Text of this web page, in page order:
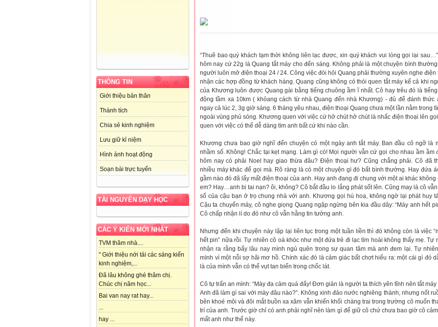
THÔNG TIN
Giới thiệu bản thân
Thành tích
Chia sẻ kinh nghiệm
Lưu giữ kỉ niệm
Hình ảnh hoạt động
Soạn bài trực tuyến
TÀI NGUYÊN DẠY HỌC
CÁC Ý KIẾN MỚI NHẤT
TVM thăm nhà....
" Giới thiệu nới tải các sáng kiến
kinh nghiệm,...
Đã lâu không ghé thăm chị.
Chúc chị năm học...
Bai van nay rat hay...
...
hay ...
“Thuê bao quý khách tạm thời không liên lạc được, xin quý khách vui lòng gọi lại
hôm nay cứ 22g là Quang tắt máy cho đến sáng. Không phải là một chuyện bình
người luôn mở điện thoại 24 / 24. Công việc đòi hỏi Quang phải thường xuyên nghe điện
nhận các hợp đồng từ khách hàng. Quang cũng không có thói quen tắt máy kể cả khi
của Khương luôn được Quang gài bằng tiếng chuông ầm ĩ nhất. Cô hay trêu đó là
động tầm xa 10km ( khỏang cách từ nhà Quang đến nhà Khương) - đủ để đánh thức
ngay cả lúc 2, 3g giờ sáng. 6 tháng yêu nhau, điện thoại Quang chưa một lần nằm trong
ngoài vùng phủ sóng. Khương quen với việc cứ hở chút hở chút là nhấc điện thoại lên gọi
quen với việc có thể dễ dàng tìm anh bất cứ khi nào cần.
Khương chưa bao giờ nghĩ đến chuyện có một ngày anh tắt máy. Ban đầu cô ngỡ là
nhầm số. Không! Chắc tại kẹt mạng. Làm gì có! Mọi người vẫn cứ gọi cho nhau ầm ầm
hôm nay có phải Noel hay giao thừa đâu? Điện thoại hư? Cũng chẳng phải. Cô đã
nhiều máy khác để gọi mà. Rõ ràng là có một chuyện gì đó bất bình thường. Hay đứa
gầm nào đó đã lấy mất điện thoại của anh. Hay anh đang đi chung với một ai khác không
em? Hay…anh bị tai nạn? ôi, không? Cô bắt đầu lo lắng phát sốt lên. Cũng may là cô
số của cậu bạn ở trọ chung nhà với anh. Khương gọi hú hoạ, không ngờ lại phát huy
Cậu ta chuyển máy, cô nghe giọng Quang ngập ngừng bên kia đầu dây: “Máy anh hết
Cô chấp nhận lí do đó như cô vẫn hằng tin tưởng anh.
Nhưng đến khi chuyện này lặp lại liên tục trong một tuần liền thì đó không còn là việc
hết pin” nữa rồi. Tự nhiên cô oà khóc như một đứa trẻ đi lạc tìm hoài không thấy mẹ. Tự
nhận ra rằng bấy lâu nay mình ngủ quên trong sự quan tâm mà anh đem lại. Tự
mình vì một nỗi sợ hãi mơ hồ. Chính xác đó là cảm giác bất chợt hiểu ra: một cái gì đó
là của mình vẫn có thể vụt tan biến trong chốc lát.
Cô tự trấn an mình: “Mày đa cảm quá đấy! Đơn giản là người ta thích yên tĩnh nên tắt máy
Anh đã làm gì sai với mày đâu nào?”. Không xinh đảo nước nghiêng thành, nhưng nốt
bên khoé môi và đôi mắt buồn xa xăm vẫn khiến khối chàng trai trong trường cô muốn
trí của anh. Trước giờ chỉ có anh phải nghĩ nên làm gì để giữ cô chứ chưa bao giờ cô
mất anh như thế này.